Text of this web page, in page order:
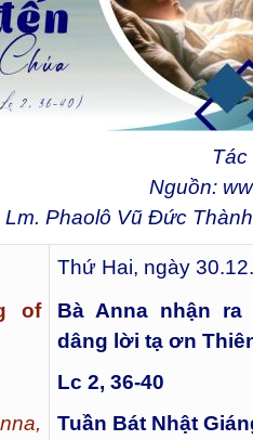
Tác
Nguồn:
Lm. Phaolô Vũ Đức
of
Thứ Hai, ngày
Bà Anna nhận
dâng lời tạ ơn
Lc 2, 36-40
Tuần Bát Nhật